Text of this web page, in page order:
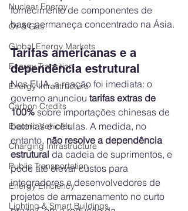
Nuclear Energy
Oil & Gas
Global Energy Markets
Energy Transition
Energy Infrastructure
Carbon Credits
Electric Vehicles
Charging Infrastructure
Public Transportation
Energy Efficiency
Lighting & Smart Buildings
fornecimento de componentes de
base permaneça concentrado na Ásia.
Tarifas americanas e a
dependência estrutural
Nos EUA, a reação foi imediata: o
governo anunciou tarifas extras de
100% sobre importações chinesas de
baterias e células. A medida, no
entanto, não resolve a dependência
estrutural da cadeia de suprimentos, e
pode até elevar custos para
integradores e desenvolvedores de
projetos de armazenamento no curto